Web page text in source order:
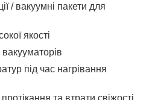
/ вакуумні пакети для
якості
вакууматорів
під час нагрівання
та втрати свіжості